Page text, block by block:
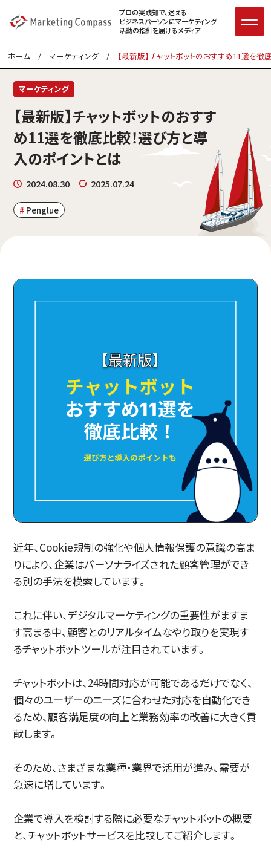
プロの実践知で、迷える
ビジネスパーソンにマーケティング
活動の指針を届けるメディア
ホーム /マーケティング / 【最新版】チャットボットのおすすめ11選を
マーケティング
【最新版】チャットボットのおすす
め11選を徹底比較！選び方と導
入のポイントとは
2024.08.30 2025.07.24
Penglue
近年、Cookie規制の強化や個人情報保護の意識の高ま
りにより、企業はパーソナライズされた顧客管理ができ
る別の手法を模索しています。
これに伴い、デジタルマーケティングの重要性がますま
す高まる中、顧客とのリアルタイムなやり取りを実現す
るチャットボットツールが注目されています。
チャットボットは、24時間対応が可能であるだけでなく、
個々のユーザーのニーズに合わせた対応を自動化でき
るため、顧客満足度の向上と業務効率の改善に大きく貢
献します。
そのため、さまざまな業種・業界で活用が進み、需要が
急速に増しています。
企業で導入を検討する際に必要なチャットボットの概要
と、チャットボットサービスを比較してご紹介します。